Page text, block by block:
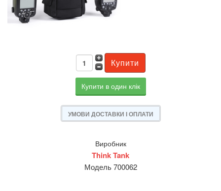
Купити в один клік
УМОВИ ДОСТАВКИ І ОПЛАТИ
Виробник
Think Tank
Модель 700062